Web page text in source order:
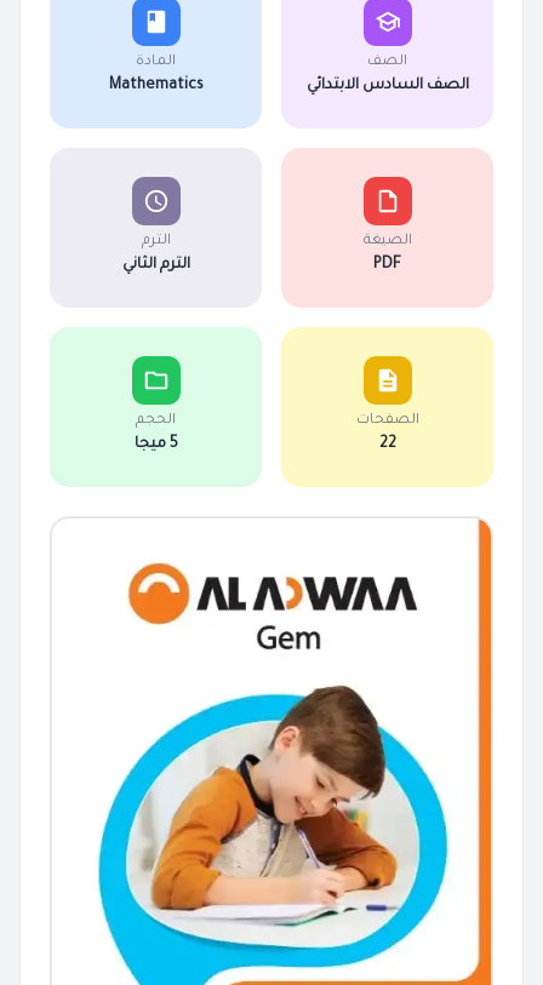
الصف
الصف السادس الابتدائي
المادة
Mathematics
الصيغة
PDF
الترم
الترم الثاني
الصفحات
22
الحجم
5 ميجا